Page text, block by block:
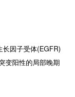
长因子受体(EGFR)
变阳性的局部晚期